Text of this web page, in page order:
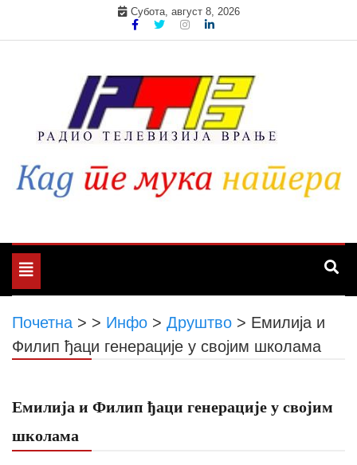
Субота, август 8, 2026
Toggle
navigation
Почетна > > Инфо > Друштво > Емилија и
Филип ђаци генерације у својим школама
Емилија и Филип ђаци генерације у својим
школама